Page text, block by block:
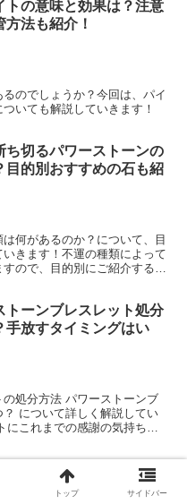
トの意味と効果は？注意
方法も紹介！
のでしょうか？今回は、パイ
いても解説していきます！
ち切るパワーストーンの
目的別おすすめの石も紹
何があるのか？について、目
きます！不運の種類によって
ので、目的別にご紹介するお
トーンブレスレット処分
手放すタイミングはい
処分方法 パワーストーンブ
について詳しく解説してい
これまでの感謝の気持ちを
考にしてくださいね！
トップ サイドバー